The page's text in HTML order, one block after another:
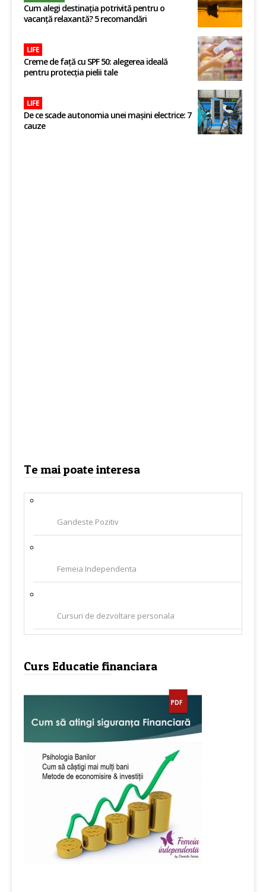
Cum alegi destinația potrivită pentru o
vacanță relaxantă? 5 recomandări
LIFE
Creme de față cu SPF 50: alegerea ideală
pentru protecția pielii tale
LIFE
De ce scade autonomia unei mașini electrice: 7
cauze
Te mai poate interesa
Gandeste Pozitiv
Femeia Independenta
Cursuri de dezvoltare personala
Curs Educatie financiara